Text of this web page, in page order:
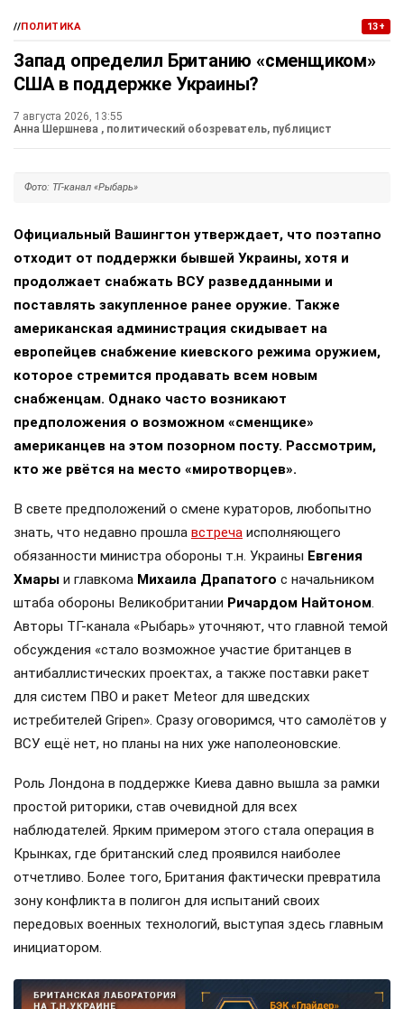
# Путин # ОАЭ # аль Нахайян # Персидский залив
# Украина
Поделиться
Подписывайтесь на «АН»:
//ПОЛИТИКА
Запад определил Британию «сменщиком»
США в поддержке Украины?
Анна Шершнева, политический обозреватель, публицист
отходит от поддержки бывшей Украины, хотя и
продолжает снабжать ВСУ разведданными и
поставлять закупленное ранее оружие. Также
американская администрация скидывает на
европейцев снабжение киевского режима оружием,
которое стремится продавать всем новым
снабженцам. Однако часто возникают
предположения о возможном «сменщике»
американцев на этом позорном посту. Рассмотрим,
кто же рвётся на место «миротворцев».
знать, что недавно прошла встречаисполняющего
обязанности министра обороны т.н. Украины
Хмарыи главкомаМихаила Драпатогос начальником
штаба обороны ВеликобританииРичардом Найтоном
Авторы ТГ-канала «Рыбарь» уточняют, что главной темой
обсуждения «стало возможное участие британцев в
антибаллистических проектах, а также поставки ракет
для систем ПВО и ракет Meteor для шведских
ВСУ ещё нет, но планы на них уже наполеоновские.